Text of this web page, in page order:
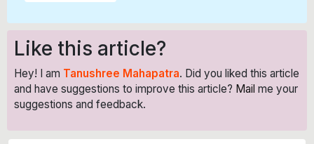
Like this article?
Hey! I am Tanushree Mahapatra. Did you liked this article
and have suggestions to improve this article? Mail me your
suggestions and feedback.